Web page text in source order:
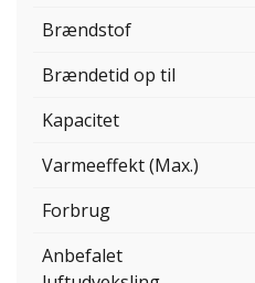
Brændstof
Brændetid op til
Kapacitet
Varmeeffekt (Max.)
Forbrug
Anbefalet